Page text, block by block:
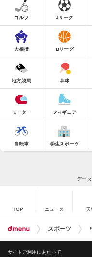
ゴルフ Jリーグ
大相撲 Bリーグ
地方競馬 卓球
モーター フィギュア
自転車 学生スポーツ
デー
TOP ニュース 天
スポーツ
サイトご利用にあたって